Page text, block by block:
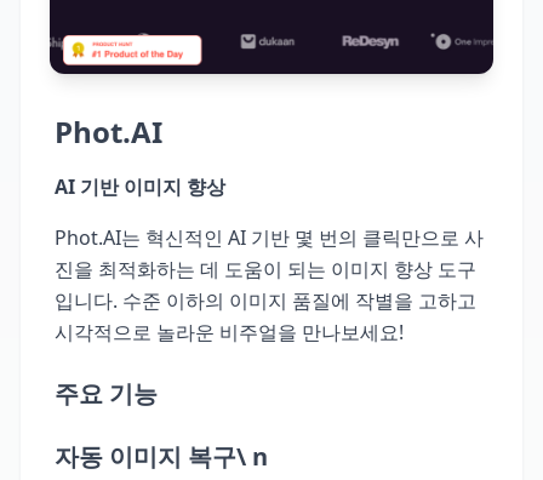
Phot.AI
AI 기반 이미지 향상
Phot.AI는 혁신적인 AI 기반 몇 번의 클릭만으로 사
진을 최적화하는 데 도움이 되는 이미지 향상 도구
입니다. 수준 이하의 이미지 품질에 작별을 고하고
시각적으로 놀라운 비주얼을 만나보세요!
주요 기능
자동 이미지 복구\ n